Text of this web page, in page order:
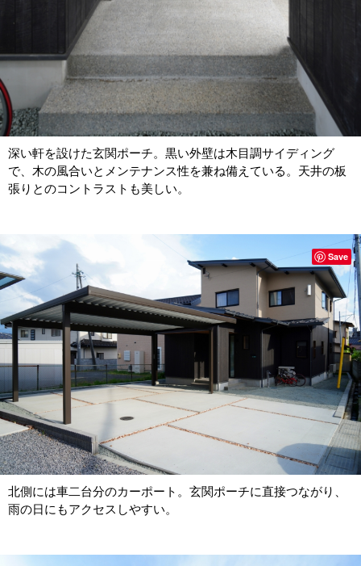
深い軒を設けた玄関ポーチ。黒い外壁は木目調サイディング
で、木の風合いとメンテナンス性を兼ね備えている。天井の板
張りとのコントラストも美しい。
北側には車二台分のカーポート。玄関ポーチに直接つながり、
雨の日にもアクセスしやすい。
Save